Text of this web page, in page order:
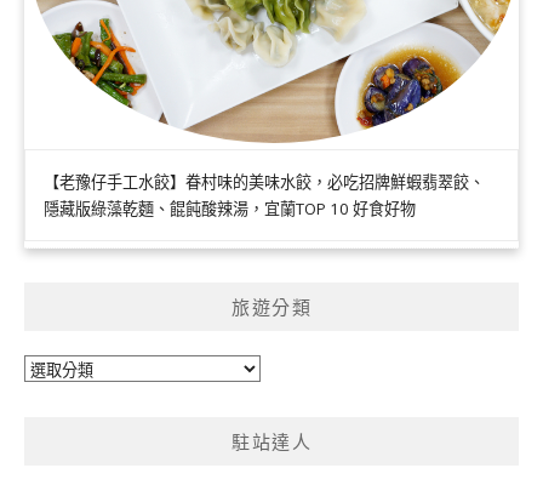
【老豫仔手工水餃】眷村味的美味水餃，必吃招牌鮮蝦翡翠餃、
隱藏版綠藻乾麵、餛飩酸辣湯，宜蘭TOP 10 好食好物
旅遊分類
旅
駐站達人